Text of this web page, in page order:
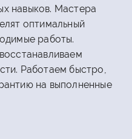
навыков. Мастера
оптимальный
работы.
Работаем быстро,
на выполненные